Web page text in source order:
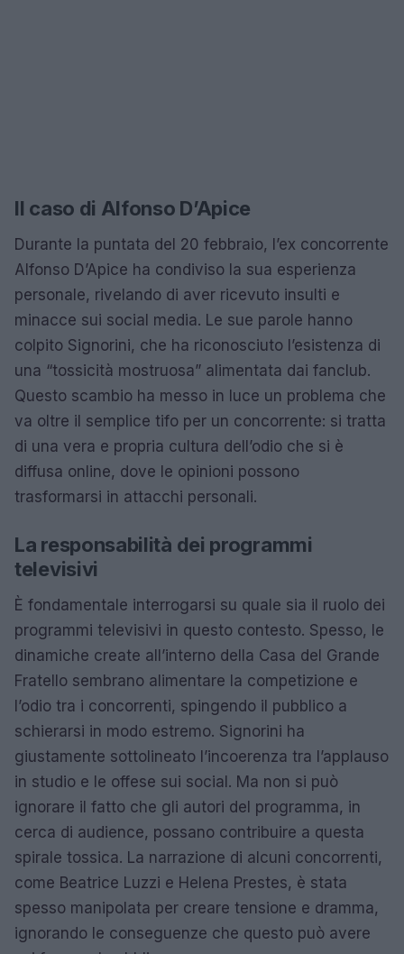
Il caso di Alfonso D’Apice
Durante la puntata del 20 febbraio, l’ex concorrente
Alfonso D’Apice ha condiviso la sua esperienza
personale, rivelando di aver ricevuto insulti e
minacce sui social media. Le sue parole hanno
colpito Signorini, che ha riconosciuto l’esistenza di
una “tossicità mostruosa” alimentata dai fanclub.
Questo scambio ha messo in luce un problema che
va oltre il semplice tifo per un concorrente: si tratta
di una vera e propria cultura dell’odio che si è
diffusa online, dove le opinioni possono
trasformarsi in attacchi personali.
La responsabilità dei programmi
televisivi
È fondamentale interrogarsi su quale sia il ruolo dei
programmi televisivi in questo contesto. Spesso, le
dinamiche create all’interno della Casa del Grande
Fratello sembrano alimentare la competizione e
l’odio tra i concorrenti, spingendo il pubblico a
schierarsi in modo estremo. Signorini ha
giustamente sottolineato l’incoerenza tra l’applauso
in studio e le offese sui social. Ma non si può
ignorare il fatto che gli autori del programma, in
cerca di audience, possano contribuire a questa
spirale tossica. La narrazione di alcuni concorrenti,
come Beatrice Luzzi e Helena Prestes, è stata
spesso manipolata per creare tensione e dramma,
ignorando le conseguenze che questo può avere